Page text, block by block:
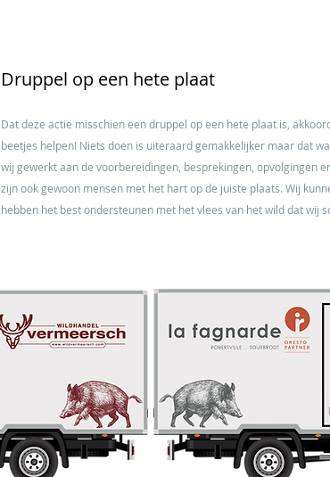
Druppel op een hete plaat
Dat deze actie misschien een druppel op een hete plaat is,
beetjes helpen! Niets doen is uiteraard gemakkelijker maar dat
wij gewerkt aan de voorbereidingen, besprekingen, opvolgingen
zijn ook gewoon mensen met het hart op de juiste plaats. Wij
hebben het best ondersteunen met het vlees van het wild dat wij